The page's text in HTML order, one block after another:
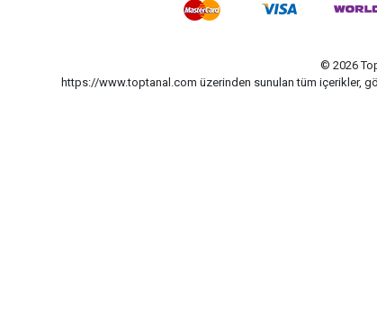
© 2026
https://www.toptanal.com üzerinden sunulan tüm içerikler,